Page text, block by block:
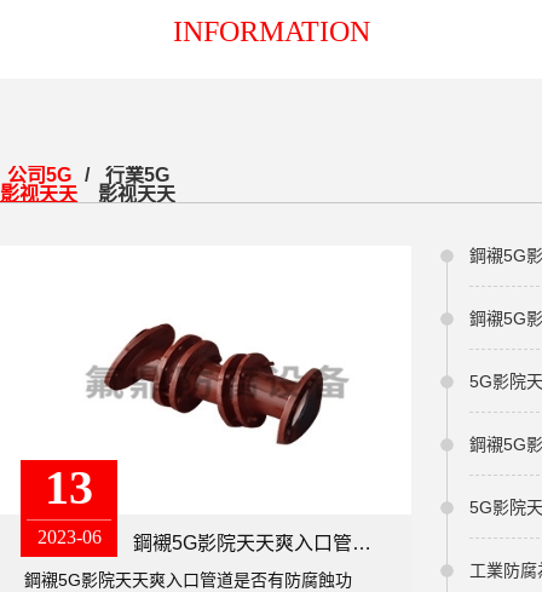
INFORMATION
公司5G
影视天天
行業5G
影视天天
13
2023-06 鋼襯5G影院天天爽入口管道是否有防腐蝕功能？
鋼襯5G影院天天爽入口管道是否有防腐蝕功
5G影院